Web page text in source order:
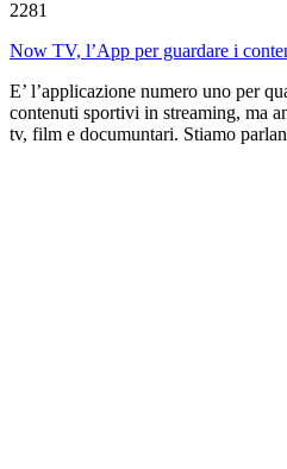
2281
Now TV, l’App per guardare i
E’ l’applicazione numero uno per
contenuti sportivi in streaming, ma
tv, film e documuntari. Stiamo